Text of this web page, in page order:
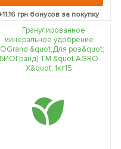
11.16 грн бонусов за покупку